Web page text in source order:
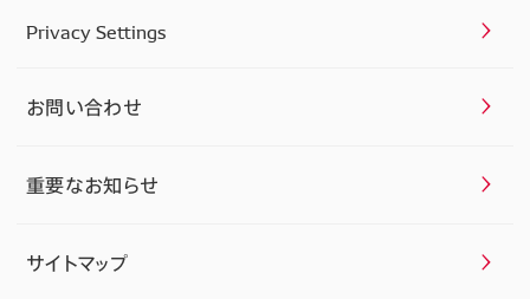
Privacy Settings
お問い合わせ
重要なお知らせ
サイトマップ